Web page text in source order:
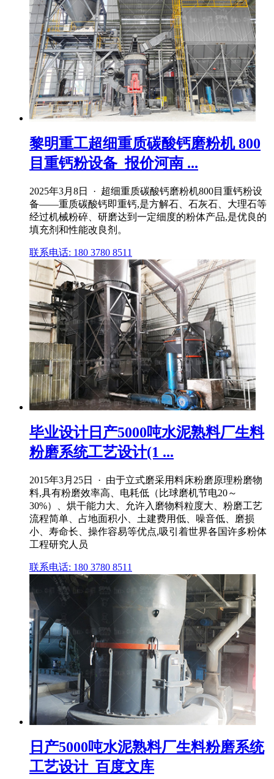
黎明重工超细重质碳酸钙磨粉机 800
目重钙粉设备_报价河南 ...
2025年3月8日 · 超细重质碳酸钙磨粉机800目重钙粉设
备——重质碳酸钙即重钙,是方解石、石灰石、大理石等
经过机械粉碎、研磨达到一定细度的粉体产品,是优良的
填充剂和性能改良剂。
联系电话: 180 3780 8511
毕业设计日产5000吨水泥熟料厂生料
粉磨系统工艺设计(1 ...
2015年3月25日 · 由于立式磨采用料床粉磨原理粉磨物
料,具有粉磨效率高、电耗低（比球磨机节电20～
30%）、烘干能力大、允许入磨物料粒度大、粉磨工艺
流程简单、占地面积小、土建费用低、噪音低、磨损
小、寿命长、操作容易等优点,吸引着世界各国许多粉体
工程研究人员
联系电话: 180 3780 8511
日产5000吨水泥熟料厂生料粉磨系统
工艺设计_百度文库